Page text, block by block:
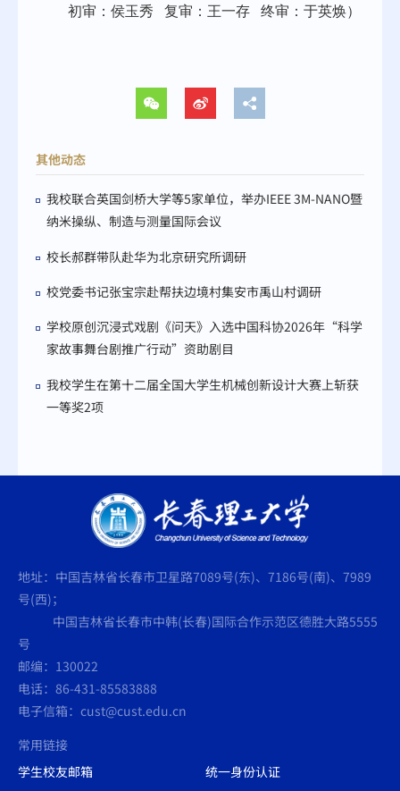
初审：侯玉秀 复审：王一存 终审：于英焕）
其他动态
我校联合英国剑桥大学等5家单位，举办IEEE 3M-NANO暨
纳米操纵、制造与测量国际会议
校长郝群带队赴华为北京研究所调研
校党委书记张宝宗赴帮扶边境村集安市禹山村调研
学校原创沉浸式戏剧《问天》入选中国科协2026年“科学
家故事舞台剧推广行动”资助剧目
我校学生在第十二届全国大学生机械创新设计大赛上斩获
一等奖2项
地址：中国吉林省长春市卫星路7089号(东)、7186号(南)、7989
号(西)；
中国吉林省长春市中韩(长春)国际合作示范区德胜大路5555
号
邮编：130022
电话：86-431-85583888
电子信箱：cust@cust.edu.cn
常用链接
学生校友邮箱
统一身份认证